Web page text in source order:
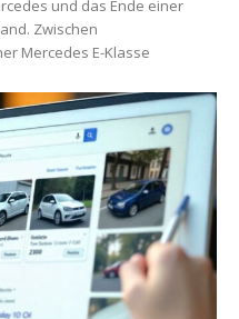
und das Ende einer
Zwischen
Mercedes E-Klasse